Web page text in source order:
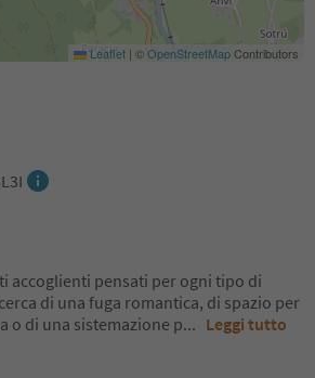
Leaflet | ©OpenStreetMapContributors
accoglienti pensati per ogni tipo di
di una fuga romantica, di spazio per
o di una sistemazione p... Leggi tutto